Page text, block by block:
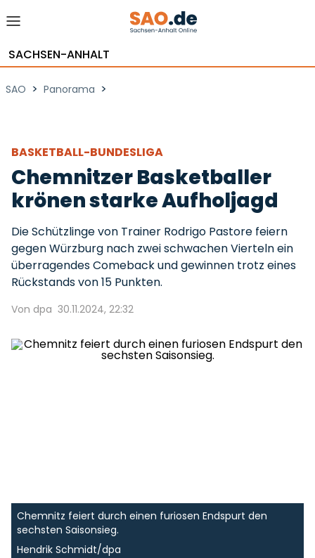
SACHSEN-ANHALT
SAO > Panorama >
BASKETBALL-BUNDESLIGA
Chemnitzer Basketballer
krönen starke Aufholjagd
Die Schützlinge von Trainer Rodrigo Pastore feiern
gegen Würzburg nach zwei schwachen Vierteln ein
überragendes Comeback und gewinnen trotz eines
Rückstands von 15 Punkten.
Von dpa 30.11.2024, 22:32
Chemnitz feiert durch einen furiosen Endspurt den
sechsten Saisonsieg.
Hendrik Schmidt/dpa